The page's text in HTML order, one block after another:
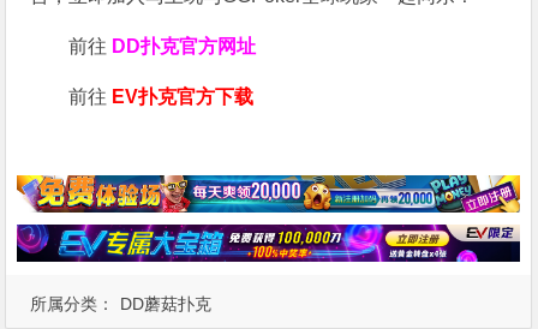
所属分类： DD蘑菇扑克
前往 DD扑克官方网址
前往 EV扑克官方下载